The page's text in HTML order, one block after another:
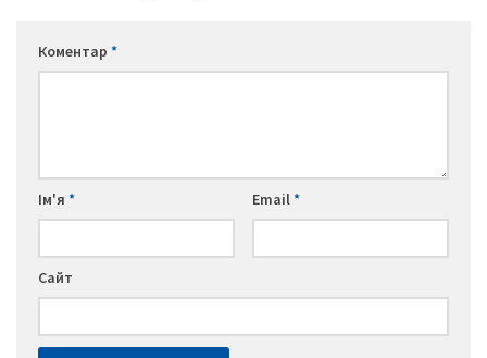
Коментар *
Ім'я * Email*
Сайт